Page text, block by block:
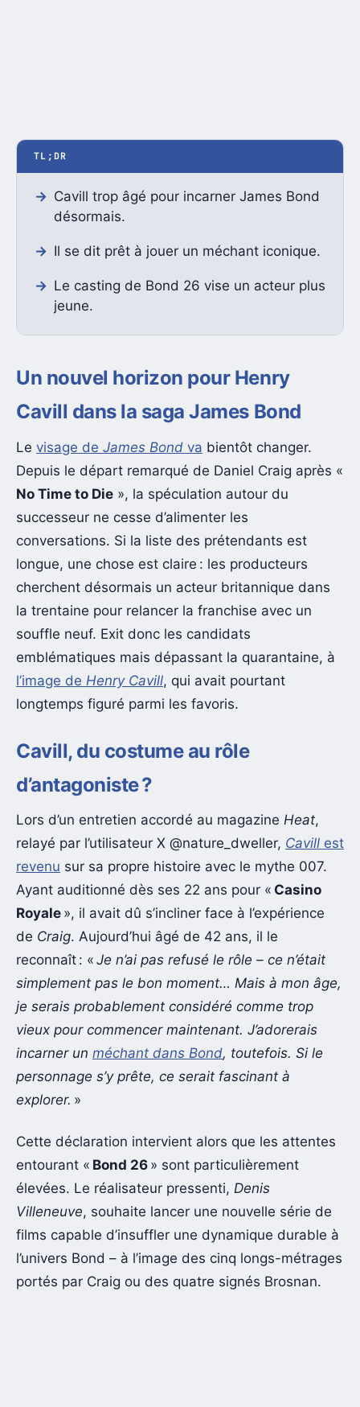
TL;DR
Cavill trop âgé pour incarner James Bond
désormais.
Il se dit prêt à jouer un méchant iconique.
Le casting de Bond 26 vise un acteur plus
jeune.
Un nouvel horizon pour Henry
Cavill dans la saga James Bond
Le visage de James Bond va bientôt changer.
Depuis le départ remarqué de Daniel Craig après «
No Time to Die », la spéculation autour du
successeur ne cesse d’alimenter les
conversations. Si la liste des prétendants est
longue, une chose est claire : les producteurs
cherchent désormais un acteur britannique dans
la trentaine pour relancer la franchise avec un
souffle neuf. Exit donc les candidats
emblématiques mais dépassant la quarantaine, à
l’image de Henry Cavill, qui avait pourtant
longtemps figuré parmi les favoris.
Cavill, du costume au rôle
d’antagoniste ?
Lors d’un entretien accordé au magazine Heat,
relayé par l’utilisateur X @nature_dweller, Cavill est
revenu sur sa propre histoire avec le mythe 007.
Ayant auditionné dès ses 22 ans pour « Casino
Royale », il avait dû s’incliner face à l’expérience
de Craig. Aujourd’hui âgé de 42 ans, il le
reconnaît : « Je n’ai pas refusé le rôle – ce n’était
simplement pas le bon moment… Mais à mon âge,
je serais probablement considéré comme trop
vieux pour commencer maintenant. J’adorerais
incarner un méchant dans Bond, toutefois. Si le
personnage s’y prête, ce serait fascinant à
explorer. »
Cette déclaration intervient alors que les attentes
entourant « Bond 26 » sont particulièrement
élevées. Le réalisateur pressenti, Denis
Villeneuve, souhaite lancer une nouvelle série de
films capable d’insuffler une dynamique durable à
l’univers Bond – à l’image des cinq longs-métrages
portés par Craig ou des quatre signés Brosnan.